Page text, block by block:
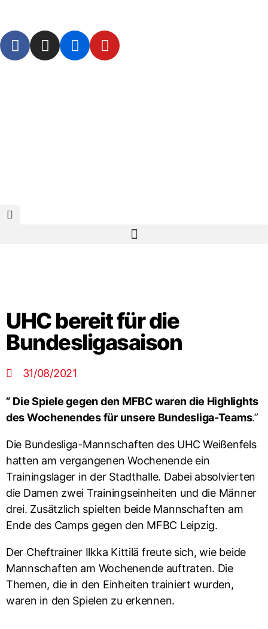
UHC bereit für die
Bundesligasaison
31/08/2021
” Die Spiele gegen den MFBC waren die Highlights
des Wochenendes für unsere Bundesliga-Teams.”
Die Bundesliga-Mannschaften des UHC Weißenfels
hatten am vergangenen Wochenende ein
Trainingslager in der Stadthalle. Dabei absolvierten
die Damen zwei Trainingseinheiten und die Männer
drei. Zusätzlich spielten beide Mannschaften am
Ende des Camps gegen den MFBC Leipzig.
Der Cheftrainer Ilkka Kittilä freute sich, wie beide
Mannschaften am Wochenende auftraten. Die
Themen, die in den Einheiten trainiert wurden,
waren in den Spielen zu erkennen.